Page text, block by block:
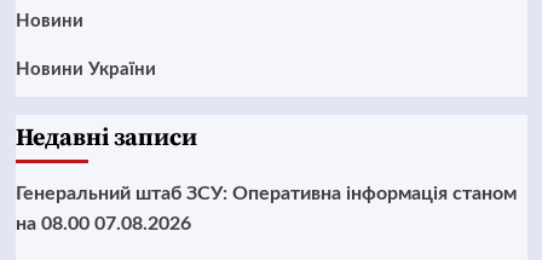
Новини
Новини України
Недавні записи
Генеральний штаб ЗСУ: Оперативна інформація станом
на 08.00 07.08.2026